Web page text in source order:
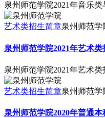
泉州师范学院2021年音乐
艺术类招生简章泉州师范学
泉州师范学院2021年艺术
泉州师范学院2021年艺术
艺术类招生简章泉州师范学
泉州师范学院2020年普通本